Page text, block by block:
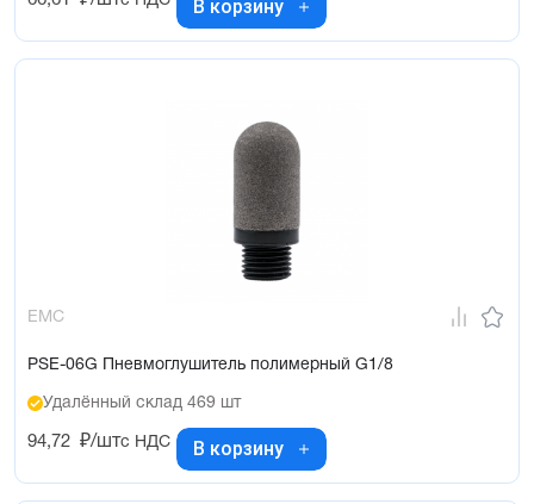
В корзину
EMC
PSE-06G Пневмоглушитель полимерный G1/8
Удалённый склад 469 шт
94,72 ₽/штс НДС В корзину